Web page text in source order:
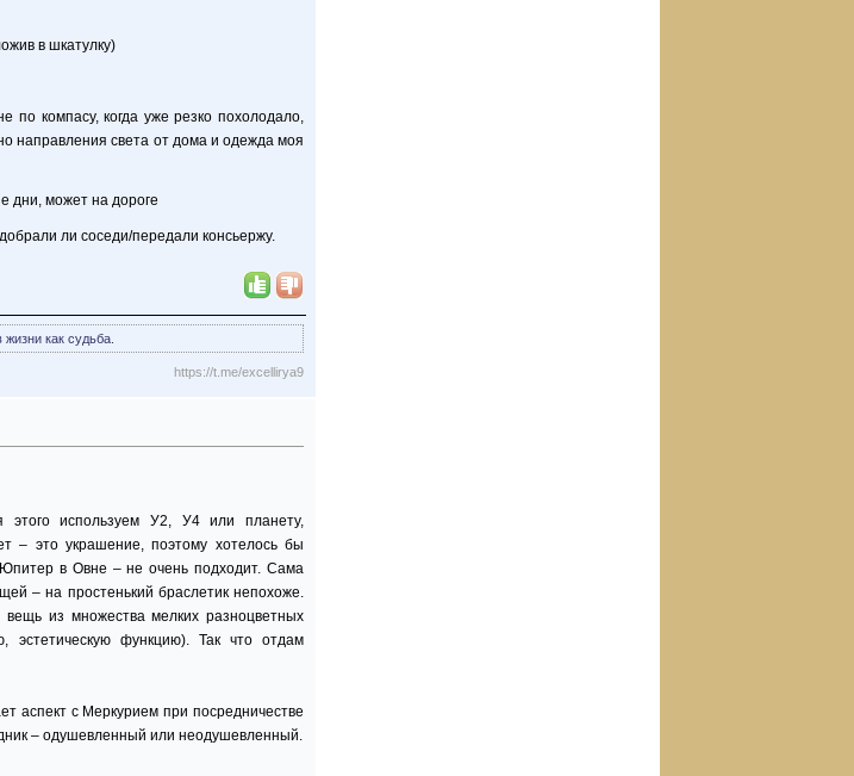
в шкатулку)
по компасу, когда уже резко похолодало,
направления света от дома и одежда моя
дни, может на дороге
ли соседи/передали консьержу.
как судьба.
https://t.me/excellirya9
этого используем У2, У4 или планету,
– это украшение, поэтому хотелось бы
в Овне – не очень подходит. Сама
– на простенький браслетик непохоже.
из множества мелких разноцветных
эстетическую функцию). Так что отдам
аспект с Меркурием при посредничестве
– одушевленный или неодушевленный.